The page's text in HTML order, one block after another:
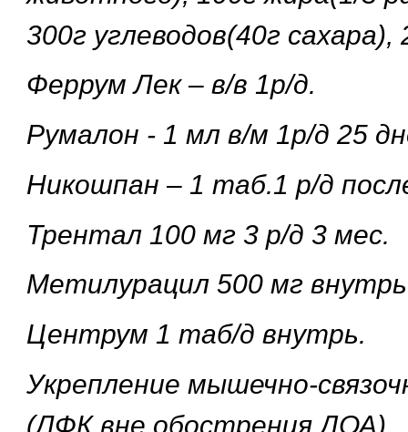
300г углеводов(40г сахара),
Феррум Лек – в/в 1р/д.
Румалон - 1 мл в/м 1р/д 25
Никошпан – 1 таб.1 р/д
Трентал 100 мг 3 р/д 3 мес.
Метилурацил 500 мг
Центрум 1 таб/д внутрь.
Укрепление мышечно-
(ЛФК вне обострения ДОА).